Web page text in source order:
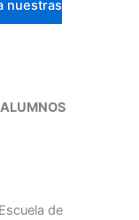
nuestras
de